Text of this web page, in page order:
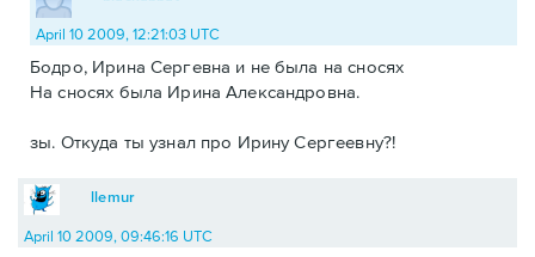
April 10 2009, 12:21:03 UTC
Бодро, Ирина Сергевна и не была на сносях
На сносях была Ирина Александровна.
зы. Откуда ты узнал про Ирину Сергеевну?!
llemur
April 10 2009, 09:46:16 UTC